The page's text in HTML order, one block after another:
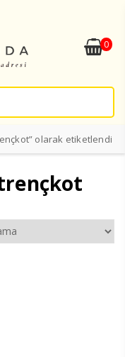
0
olarak etiketlendi